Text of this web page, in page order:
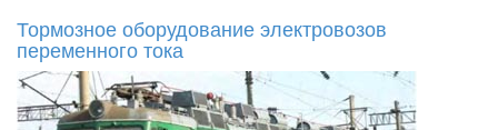
Тормозное оборудование электровозов
переменного тока